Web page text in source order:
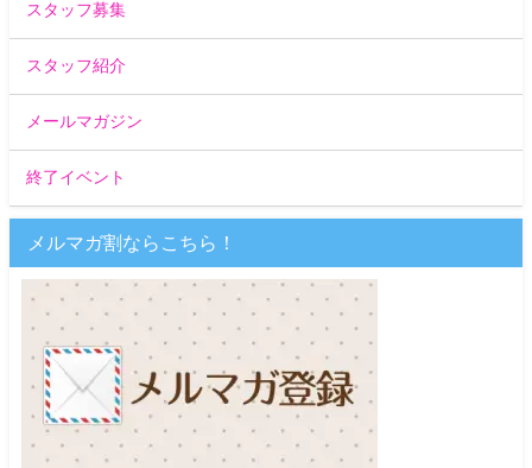
スタッフ募集
スタッフ紹介
メールマガジン
終了イベント
メルマガ割ならこちら！